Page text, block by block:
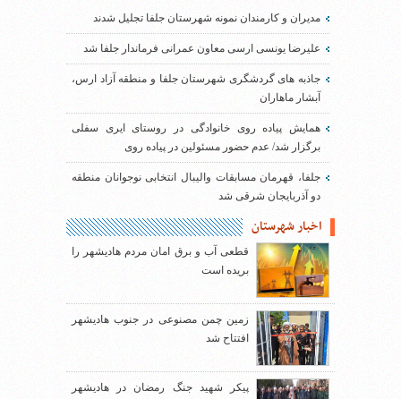
مدیران و کارمندان نمونه شهرستان جلفا تجلیل شدند
علیرضا یونسی ارسی معاون عمرانی فرماندار جلفا شد
جاذبه های گردشگری شهرستان جلفا و منطقه آزاد ارس،
آبشار ماهاران
همایش پیاده روی خانوادگی در روستای ایری سفلی
برگزار شد/ عدم حضور مسئولین در پیاده روی
جلفا، قهرمان مسابقات والیبال انتخابی نوجوانان منطقه
دو آذربایجان شرقی شد
اخبار شهرستان
قطعی آب و برق امان مردم هادیشهر را
بریده است
زمین چمن مصنوعی در جنوب هادیشهر
افتتاح شد
پیکر شهید جنگ رمضان در هادیشهر